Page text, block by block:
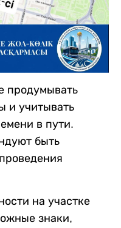
продумывать
и учитывать
в пути.
быть
на участке
знаки,